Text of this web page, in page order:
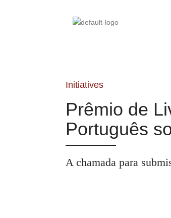
Initiatives
Prêmio de
Português
A chamada para